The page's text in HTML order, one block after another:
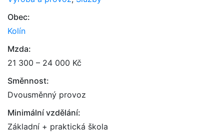
Obec:
Kolín
Mzda:
21 300 – 24 000 Kč
Směnnost:
Dvousměnný provoz
Minimální vzdělání:
Základní + praktická škola